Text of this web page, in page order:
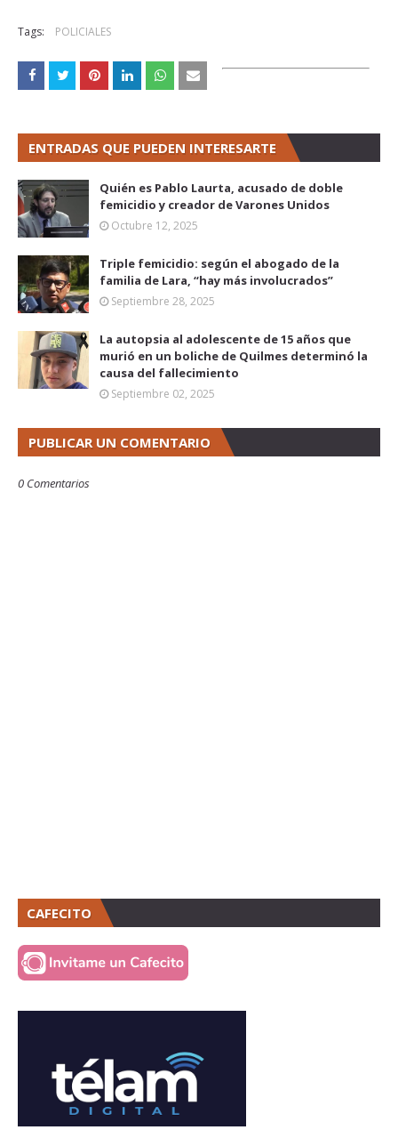
Tags: POLICIALES
ENTRADAS QUE PUEDEN INTERESARTE
Quién es Pablo Laurta, acusado de doble
femicidio y creador de Varones Unidos
Octubre 12, 2025
Triple femicidio: según el abogado de la
familia de Lara, “hay más involucrados”
Septiembre 28, 2025
La autopsia al adolescente de 15 años que
murió en un boliche de Quilmes determinó la
causa del fallecimiento
Septiembre 02, 2025
PUBLICAR UN COMENTARIO
0 Comentarios
CAFECITO